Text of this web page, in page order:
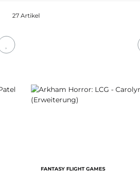
27 Artikel
FANTASY FLIGHT GAMES